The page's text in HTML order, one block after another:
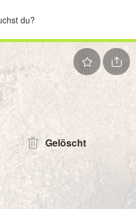
Gelöscht